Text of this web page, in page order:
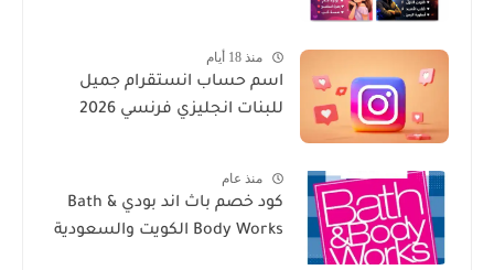
منذ 18 أيام
اسم حساب انستقرام جميل
للبنات انجليزي فرنسي 2026
منذ عام
كود خصم باث اند بودي Bath &
Body Works الكويت والسعودية